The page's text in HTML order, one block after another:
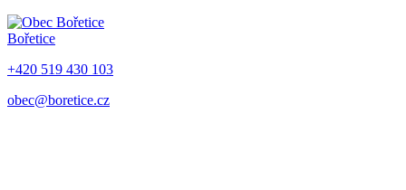
Bořetice
+420 519 430 103
obec@boretice.cz